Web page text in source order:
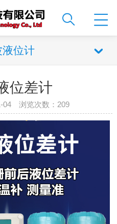
液位计
位差计
04 浏览次数： 209